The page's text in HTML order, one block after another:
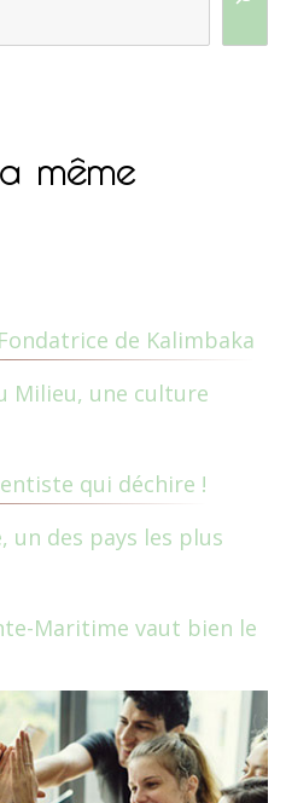
même
de Kalimbaka
Milieu, une culture
qui déchire !
un des pays les plus
Maritime vaut bien le